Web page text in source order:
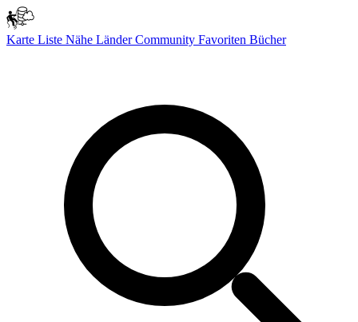
Karte Liste Nähe LänderCommunity Favoriten Bücher